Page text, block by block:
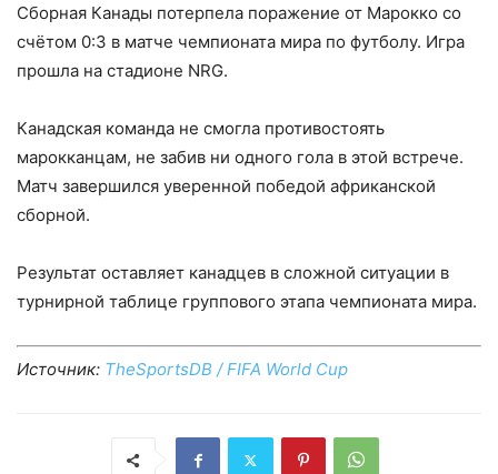
Сборная Канады потерпела поражение от Марокко со
счётом 0:3 в матче чемпионата мира по футболу. Игра
прошла на стадионе NRG.
Канадская команда не смогла противостоять
марокканцам, не забив ни одного гола в этой встрече.
Матч завершился уверенной победой африканской
сборной.
Результат оставляет канадцев в сложной ситуации в
турнирной таблице группового этапа чемпионата мира.
Источник: TheSportsDB / FIFA World Cup